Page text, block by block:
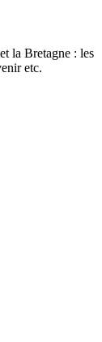
la Bretagne : les
etc.